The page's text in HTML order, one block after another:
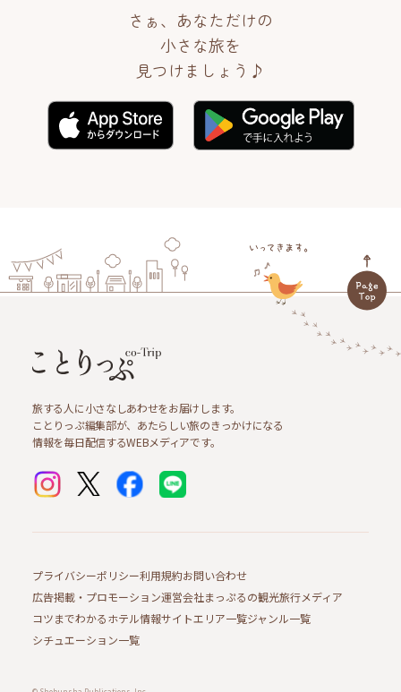
さぁ、あなただけの
小さな旅を
見つけましょう♪
旅する人に小さなしあわせをお届けします。
ことりっぷ編集部が、あたらしい旅のきっかけになる
情報を毎日配信するWEBメディアです。
プライバシーポリシー利用規約お問い合わせ
広告掲載・プロモーション運営会社まっぷるの観光旅行メディア
コツまでわかるホテル情報サイトエリア一覧ジャンル一覧
シチュエーション一覧